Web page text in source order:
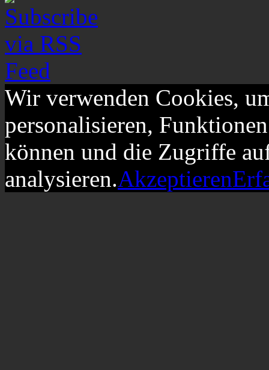
Wir verwenden Cookies,
personalisieren,
können und die Zugriffe
analysieren.Akzeptieren